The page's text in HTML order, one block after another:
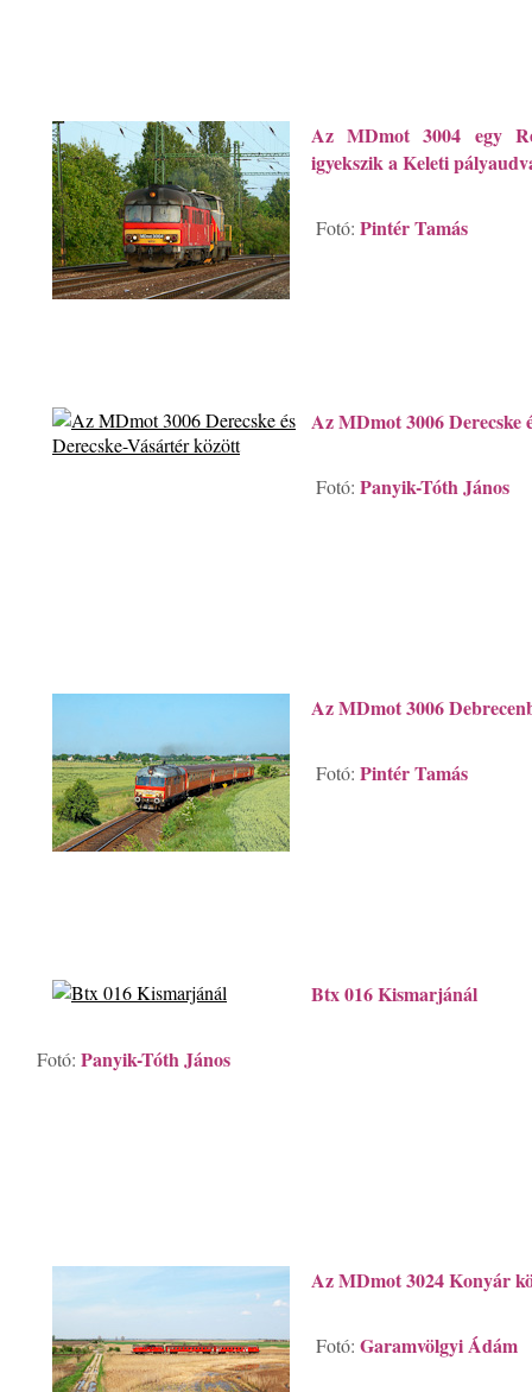
Az MDmot 3004 egy
igyekszik a Keleti
Fotó: Pintér Tamás
Az MDmot 3006 Derecske
Fotó: Panyik-Tóth János
Az MDmot 3006
Fotó: Pintér Tamás
Btx 016 Kismarjánál
Fotó: Panyik-Tóth János
Az MDmot 3024 Konyár
Fotó: Garamvölgyi Ádám